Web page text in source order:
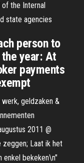
the Internal
state agencies
person to
year: At
payments
geldzaken &
2011 @
zeggen; Laat ik het
enkel bekeken\n"